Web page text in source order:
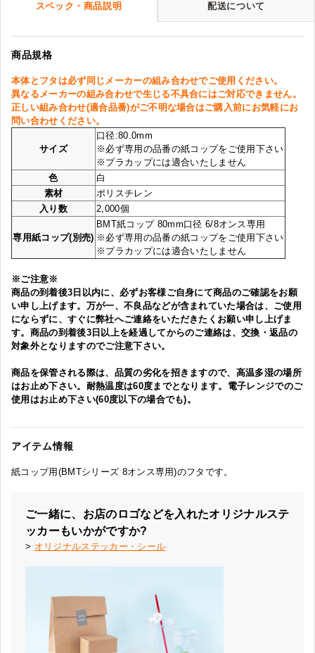
スペック・商品説明 配送について
商品規格
本体とフタは必ず同じメーカーの組み合わせでご使用ください。
異なるメーカーの組み合わせで生じる不具合にはご対応できません。
正しい組み合わせ(適合品番)がご不明な場合はご購入前にお気軽にお
問い合わせください。
サイズ
口径:80.0mm
※必ず専用の品番の紙コップをご使用下さい
※プラカップには適合いたしません
色
白
素材
ポリスチレン
入り数
2,000個
専用紙コップ(別売)
BMT紙コップ 80mm口径 6/8オンス専用
※必ず専用の品番の紙コップをご使用下さい
※プラカップには適合いたしません
※ご注意※
商品の到着後3日以内に、必ずお客様ご自身にて商品のご確認をお願
い申し上げます。万が一、不良品などが含まれていた場合は、ご使用
にならずに、すぐに弊社へご連絡をいただきたくお願い申し上げま
す。商品の到着後3日以上を経過してからのご連絡は、交換・返品の
対象外となりますのでご注意下さい。
商品を保管される際は、品質の劣化を招きますので、高温多湿の場所
はお止め下さい。耐熱温度は60度までとなります。電子レンジでのご
使用はお止め下さい(60度以下の場合でも)。
アイテム情報
紙コップ用(BMTシリーズ 8オンス専用)のフタです。
ご一緒に、お店のロゴなどを入れたオリジナルステ
ッカーもいかがですか?
> オリジナルステッカー・シール